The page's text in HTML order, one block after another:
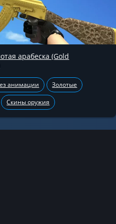
арабеска (Gold
анимации Золотые
Скины оружия